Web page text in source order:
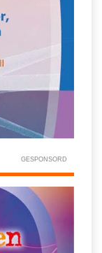
GESPONSORD